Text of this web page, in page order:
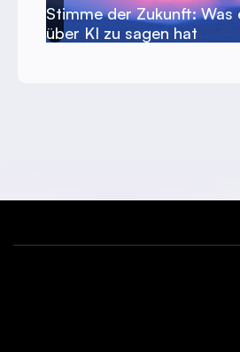
Stimme der Zukunft: Was
über KI zu sagen hat